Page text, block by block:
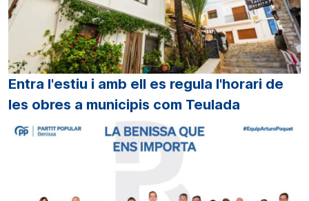
Entra l'estiu i amb ell es regula l'horari de
les obres a municipis com Teulada